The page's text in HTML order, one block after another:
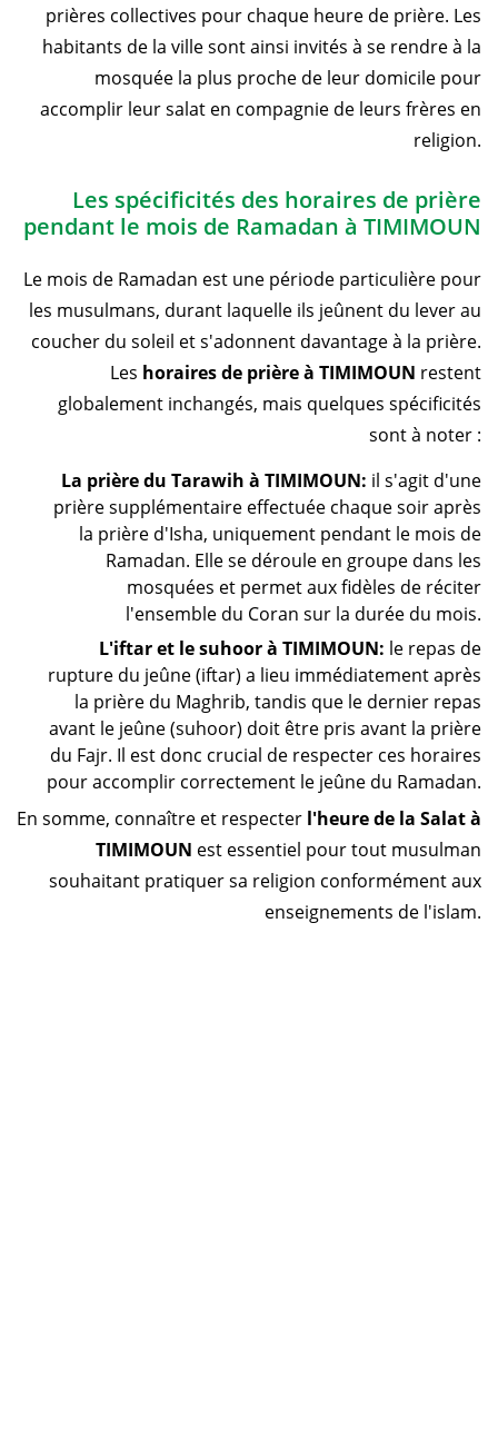
prières collectives pour chaque heure de prière. Les
habitants de la ville sont ainsi invités à se rendre à la
mosquée la plus proche de leur domicile pour
accomplir leur salat en compagnie de leurs frères en
religion.
Les spécificités des horaires de prière
pendant le mois de Ramadan à TIMIMOUN
Le mois de Ramadan est une période particulière pour
les musulmans, durant laquelle ils jeûnent du lever au
coucher du soleil et s'adonnent davantage à la prière.
Les horaires de prière à TIMIMOUN restent
globalement inchangés, mais quelques spécificités
sont à noter :
La prière du Tarawih à TIMIMOUN: il s'agit d'une
prière supplémentaire effectuée chaque soir après
la prière d'Isha, uniquement pendant le mois de
Ramadan. Elle se déroule en groupe dans les
mosquées et permet aux fidèles de réciter
l'ensemble du Coran sur la durée du mois.
L'iftar et le suhoor à TIMIMOUN: le repas de
rupture du jeûne (iftar) a lieu immédiatement après
la prière du Maghrib, tandis que le dernier repas
avant le jeûne (suhoor) doit être pris avant la prière
du Fajr. Il est donc crucial de respecter ces horaires
pour accomplir correctement le jeûne du Ramadan.
En somme, connaître et respecter l'heure de la Salat à
TIMIMOUN est essentiel pour tout musulman
souhaitant pratiquer sa religion conformément aux
enseignements de l'islam.